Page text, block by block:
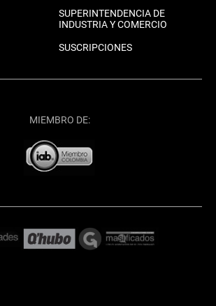
SUPERINTENDENCIA DE
INDUSTRIA Y COMERCIO
SUSCRIPCIONES
MIEMBRO DE: